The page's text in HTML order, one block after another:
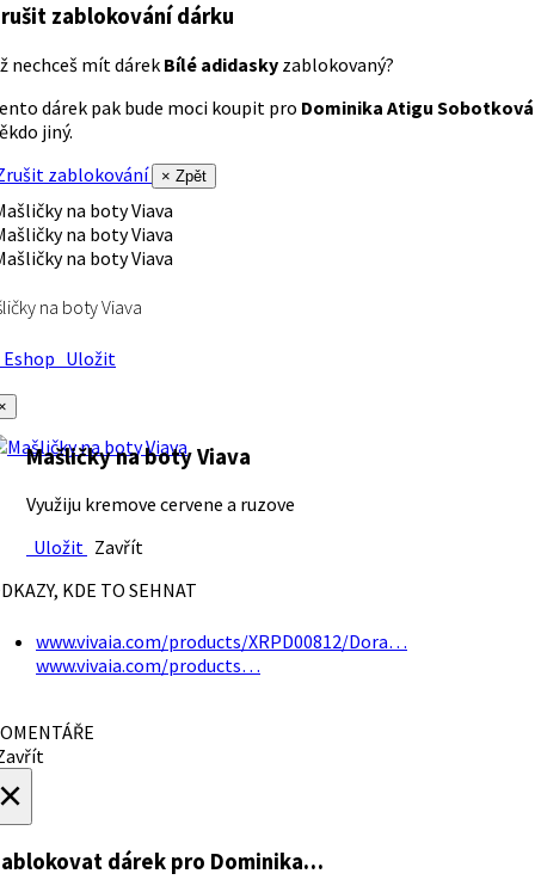
zablokování dárku
nechceš mít dárek Bílé adidasky zablokovaný?
dárek pak bude moci koupit pro Dominika Atigu Sobotková
jiný.
zablokování
× Zpět
na boty Viava
Uložit
Mašličky na boty Viava
Využiju kremove cervene a ruzove
Uložit Zavřít
KDE TO SEHNAT
www.vivaia.com/products/XRPD00812/Dora…
www.vivaia.com/products…
dárek pro Dominika…